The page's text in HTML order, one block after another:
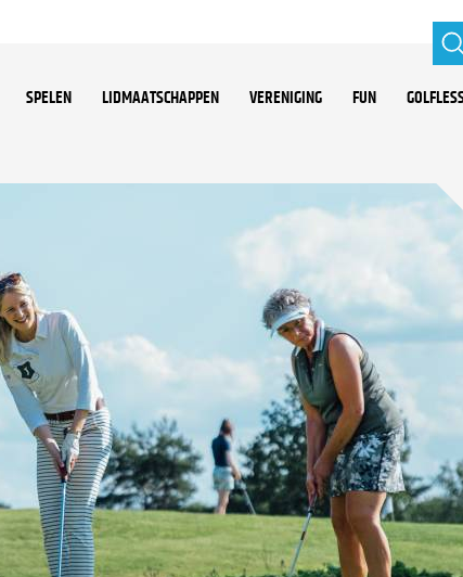
SPELEN LIDMAATSCHAPPEN VERENIGING FUN